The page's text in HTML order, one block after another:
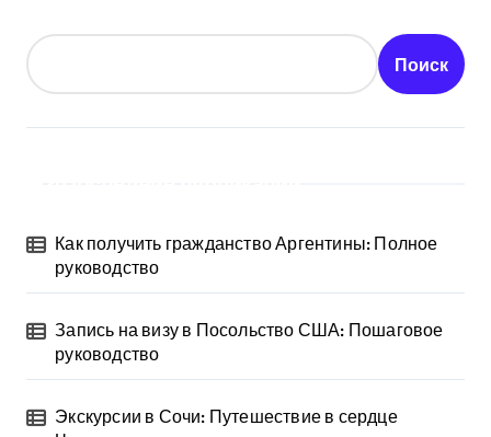
Поиск
Как получить гражданство Аргентины: Полное
руководство
Запись на визу в Посольство США: Пошаговое
руководство
Экскурсии в Сочи: Путешествие в сердце